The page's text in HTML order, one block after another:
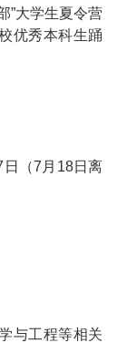
”大学生夏令营
优秀本科生踊
（7月18日离
与工程等相关